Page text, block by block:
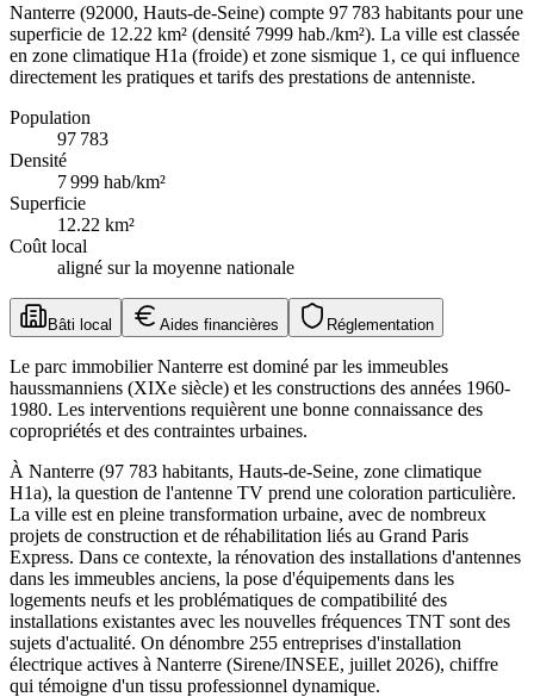
Nanterre (92000, Hauts-de-Seine) compte 97 783 habitants pour une
superficie de 12.22 km² (densité 7999 hab./km²). La ville est classée
en zone climatique H1a (froide) et zone sismique 1, ce qui influence
directement les pratiques et tarifs des prestations de antenniste.
Population
97 783
Densité
7 999 hab/km²
Superficie
12.22 km²
Coût local
aligné sur la moyenne nationale
Bâti local Aides financières Réglementation
Le parc immobilier Nanterre est dominé par les immeubles
haussmanniens (XIXe siècle) et les constructions des années 1960-
1980. Les interventions requièrent une bonne connaissance des
copropriétés et des contraintes urbaines.
À Nanterre (97 783 habitants, Hauts-de-Seine, zone climatique
H1a), la question de l'antenne TV prend une coloration particulière.
La ville est en pleine transformation urbaine, avec de nombreux
projets de construction et de réhabilitation liés au Grand Paris
Express. Dans ce contexte, la rénovation des installations d'antennes
dans les immeubles anciens, la pose d'équipements dans les
logements neufs et les problématiques de compatibilité des
installations existantes avec les nouvelles fréquences TNT sont des
sujets d'actualité. On dénombre 255 entreprises d'installation
électrique actives à Nanterre (Sirene/INSEE, juillet 2026), chiffre
qui témoigne d'un tissu professionnel dynamique.